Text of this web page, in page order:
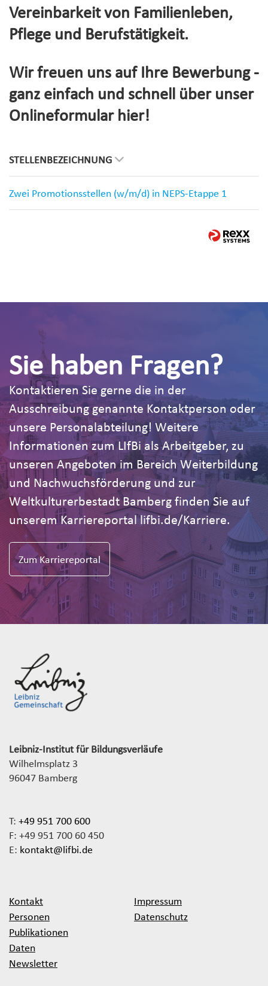
Vereinbarkeit von Familienleben,
Pflege und Berufstätigkeit.
Wir freuen uns auf Ihre Bewerbung -
ganz einfach und schnell über unser
Onlineformular hier!
STELLENBEZEICHNUNG
Zwei Promotionsstellen (w/m/d) in NEPS-Etappe 1
Sie haben Fragen?
Kontaktieren Sie gerne die in der
Ausschreibung genannte Kontaktperson oder
unsere Personalabteilung! Weitere
Informationen zum LIfBi als Arbeitgeber, zu
unseren Angeboten im Bereich Weiterbildung
und Nachwuchsförderung und zur
Weltkulturerbestadt Bamberg finden Sie auf
unserem Karriereportal lifbi.de/Karriere.
Zum Karriereportal
Leibniz-Institut für Bildungsverläufe
Wilhelmsplatz 3
96047 Bamberg
T: +49 951 700 600
F: +49 951 700 60 450
E: kontakt@lifbi.de
Kontakt
Personen
Publikationen
Daten
Newsletter
Impressum
Datenschutz